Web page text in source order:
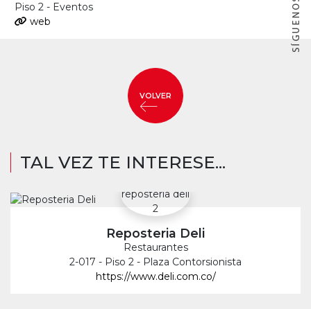
Piso 2 - Eventos
web
VOLVER
TAL VEZ TE INTERESE...
Reposteria Deli
Restaurantes
2-017 - Piso 2 - Plaza Contorsionista
https://www.deli.com.co/